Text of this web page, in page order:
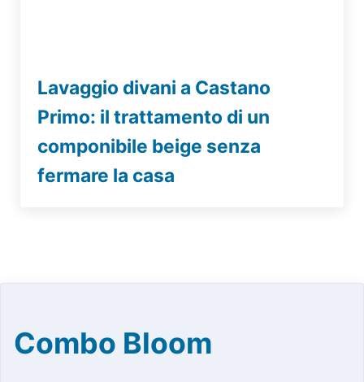
Lavaggio divani a Castano
Primo: il trattamento di un
componibile beige senza
fermare la casa
Combo Bloom